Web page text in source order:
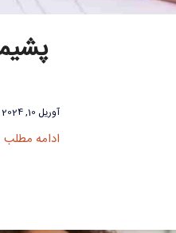
آوریل 10, 2024
ادامه مطلب